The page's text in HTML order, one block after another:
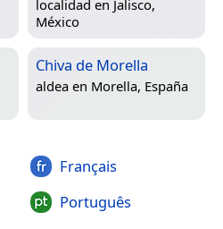
localidad en Jalisco,
México
Chiva de Morella
aldea en Morella, España
Français
Português